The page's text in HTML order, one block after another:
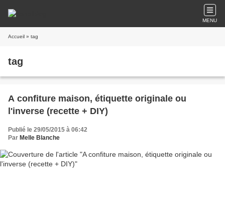
MENU
Accueil » tag
tag
A confiture maison, étiquette originale ou
l'inverse (recette + DIY)
Publié le 29/05/2015 à 06:42
Par Melle Blanche